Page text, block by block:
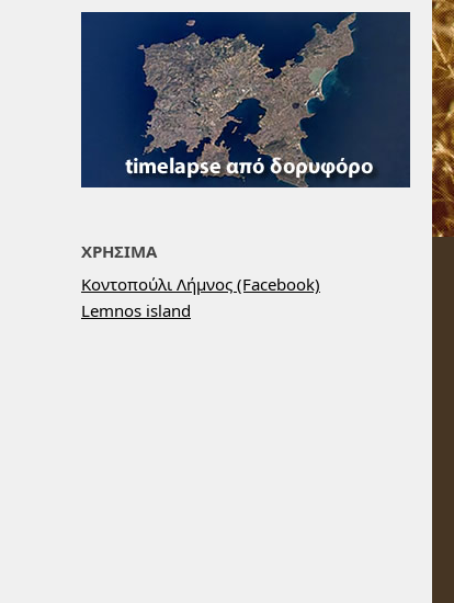
ΧΡΗΣΙΜΑ
Κοντοπούλι Λήμνος (Facebook)
Lemnos island